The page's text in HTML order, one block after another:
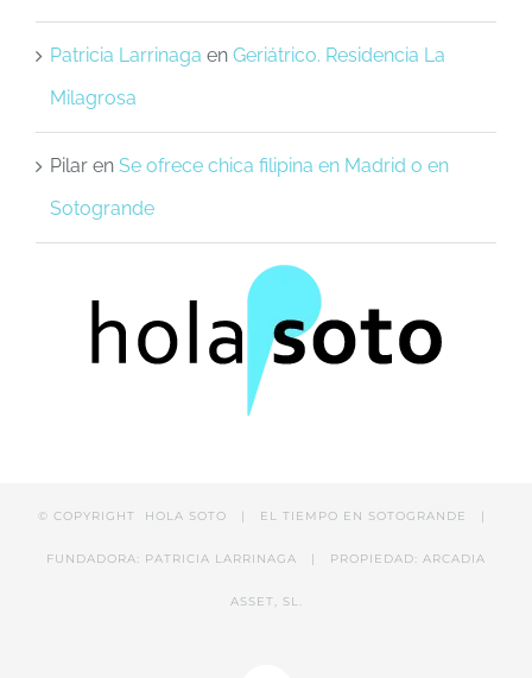
Patricia Larrinaga en Geriátrico. Residencia La
Milagrosa
Pilar en Se ofrece chica filipina en Madrid o en
Sotogrande
© COPYRIGHT HOLA SOTO | EL TIEMPO EN SOTOGRANDE |
FUNDADORA: PATRICIA LARRINAGA | PROPIEDAD: ARCADIA
ASSET, SL.